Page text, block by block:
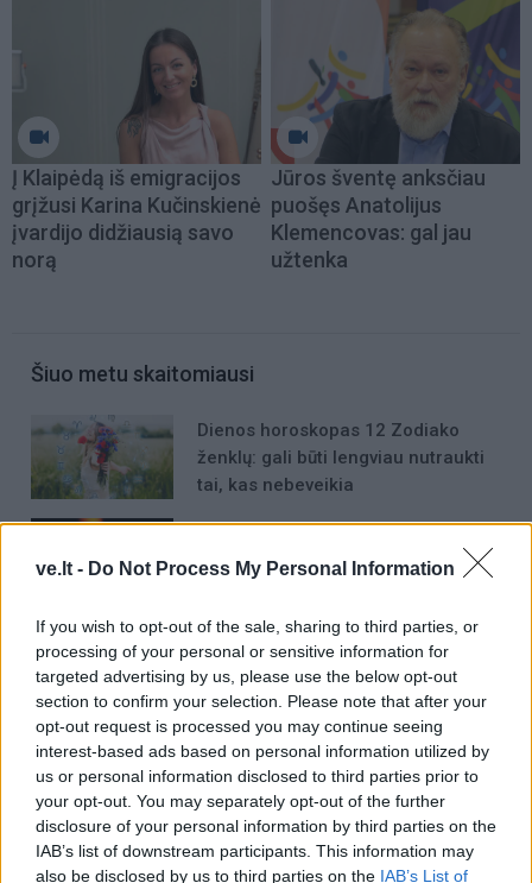
ve.lt - Do Not Process My Personal Information
If you wish to opt-out of the sale, sharing to third parties, or
processing of your personal or sensitive information for
targeted advertising by us, please use the below opt-out
section to confirm your selection. Please note that after your
opt-out request is processed you may continue seeing
interest-based ads based on personal information utilized by
us or personal information disclosed to third parties prior to
your opt-out. You may separately opt-out of the further
disclosure of your personal information by third parties on the
IAB’s list of downstream participants. This information may
also be disclosed by us to third parties on the IAB’s List of
Į Klaipėdą iš emigracijos
grįžusi Karina Kučinskienė
įvardijo didžiausią savo
norą
Jūros šventę anksčiau
puošęs Anatolijus
Klemencovas: gal jau
užtenka
Šiuo metu skaitomiausi
Dienos horoskopas 12 Zodiako
ženklų: gali būti lengviau nutraukti
tai, kas nebeveikia
naktį: tamsą nušvietė pastatą
Plaukai mažiau riebaluosis: į
šampūną tereikia įberti vieną
ingredientą
Raktažodžiai